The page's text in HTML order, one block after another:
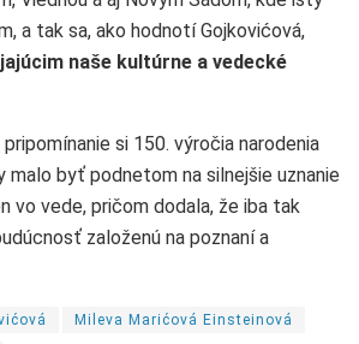
a tak sa, ako hodnotí Gojkovićová,
naše kultúrne a vedecké
si 150. výročia narodenia
malo byť podnetom na silnejšie uznanie
vo vede, pričom dodala, že iba tak
založenú na poznaní a
Mileva Marićová Einsteinová